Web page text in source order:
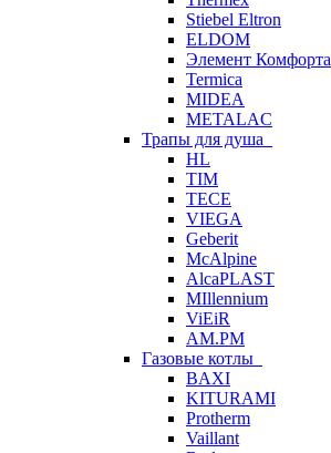
Stiebel Eltron
ELDOM
Элемент Комфорта
Termica
MIDEA
METALAC
Трапы для душа
HL
TIM
TECE
VIEGA
Geberit
McAlpine
AlcaPLAST
MIllennium
ViEiR
AM.PM
Газовые котлы
BAXI
KITURAMI
Protherm
Vaillant